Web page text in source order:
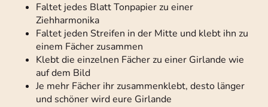
Faltet jedes Blatt Tonpapier zu einer
Ziehharmonika
Faltet jeden Streifen in der Mitte und klebt ihn zu
einem Fächer zusammen
Klebt die einzelnen Fächer zu einer Girlande wie
auf dem Bild
Je mehr Fächer ihr zusammenklebt, desto länger
und schöner wird eure Girlande